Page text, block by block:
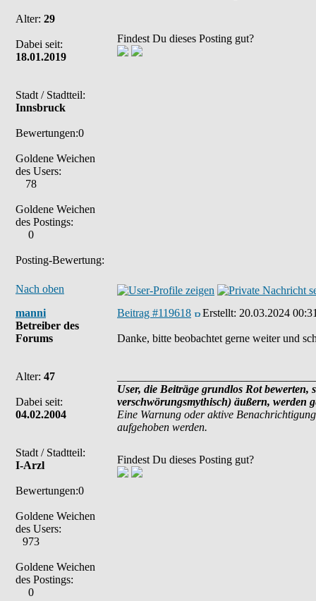
Alter: 29
Dabei seit:
18.01.2019
Stadt / Stadtteil:
Innsbruck
Bewertungen:0
Goldene Weichen
des Users:
78
Goldene Weichen
des Postings:
0
Posting-Bewertung:
Findest Du dieses Posting gut?
Nach oben
manni
Betreiber des
Forums
Alter: 47
Dabei seit:
04.02.2004
Stadt / Stadtteil:
I-Arzl
Bewertungen:0
Goldene Weichen
des Users:
973
Goldene Weichen
des Postings:
0
Beitrag #119618 Erstellt: 20.03.2024
Danke, bitte beobachtet gerne weiter und
User, die Beiträge grundlos Rot
verschwörungsmythisch) äußern, werden
Eine Warnung oder aktive
aufgehoben werden.
Findest Du dieses Posting gut?